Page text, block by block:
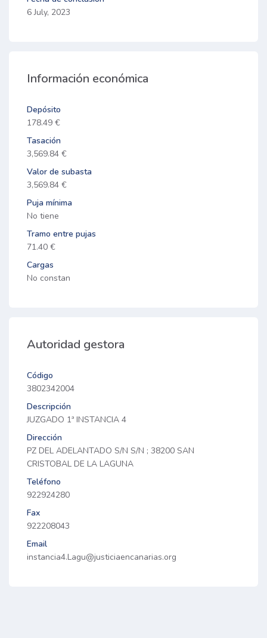
6 July, 2023
Información económica
Depósito
178.49 €
Tasación
3,569.84 €
Valor de subasta
3,569.84 €
Puja mínima
No tiene
Tramo entre pujas
71.40 €
Cargas
No constan
Autoridad gestora
Código
3802342004
Descripción
JUZGADO 1ª INSTANCIA 4
Dirección
PZ DEL ADELANTADO S/N S/N ; 38200 SAN
CRISTOBAL DE LA LAGUNA
Teléfono
922924280
Fax
922208043
Email
instancia4.Lagu@justiciaencanarias.org